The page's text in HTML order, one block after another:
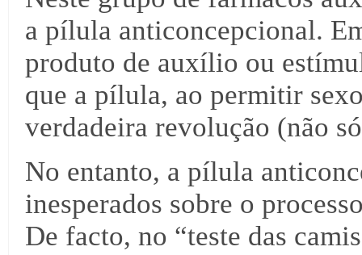
a pílula anticoncepcional.
produto de auxílio ou
que a pílula, ao permitir
verdadeira revolução (não
No entanto, a pílula
inesperados sobre o
De facto, no “teste das